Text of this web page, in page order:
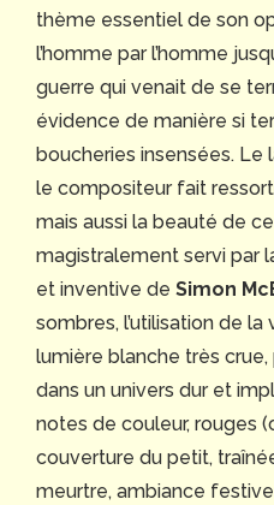
thème essentiel de son
l’homme par l’homme
guerre qui venait de se
évidence de manière si
boucheries insensées. Le
le compositeur fait
mais aussi la beauté de
magistralement servi par
et inventive de Simon
sombres, l’utilisation de
lumière blanche très
dans un univers dur et
notes de couleur, rouges
couverture du petit,
meurtre, ambiance